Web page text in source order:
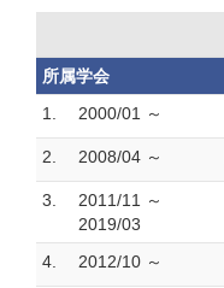
所属学会
1.
2000/01 ～
2. 2008/04 ～
3.
2011/11 ～
2019/03
4. 2012/10 ～